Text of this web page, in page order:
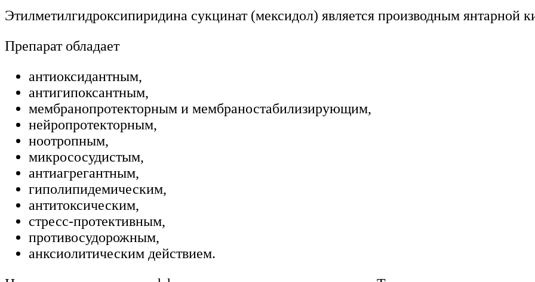
Этилметилгидроксипиридина сукцинат (мексидол) является производным янтарной
Препарат обладает
антиоксидантным,
антигипоксантным,
мембранопротекторным и мембраностабилизирующим,
нейропротекторным,
ноотропным,
микрососудистым,
антиагрегантным,
гиполипидемическим,
антитоксическим,
стресс-протективным,
противосудорожным,
анксиолитическим действием.